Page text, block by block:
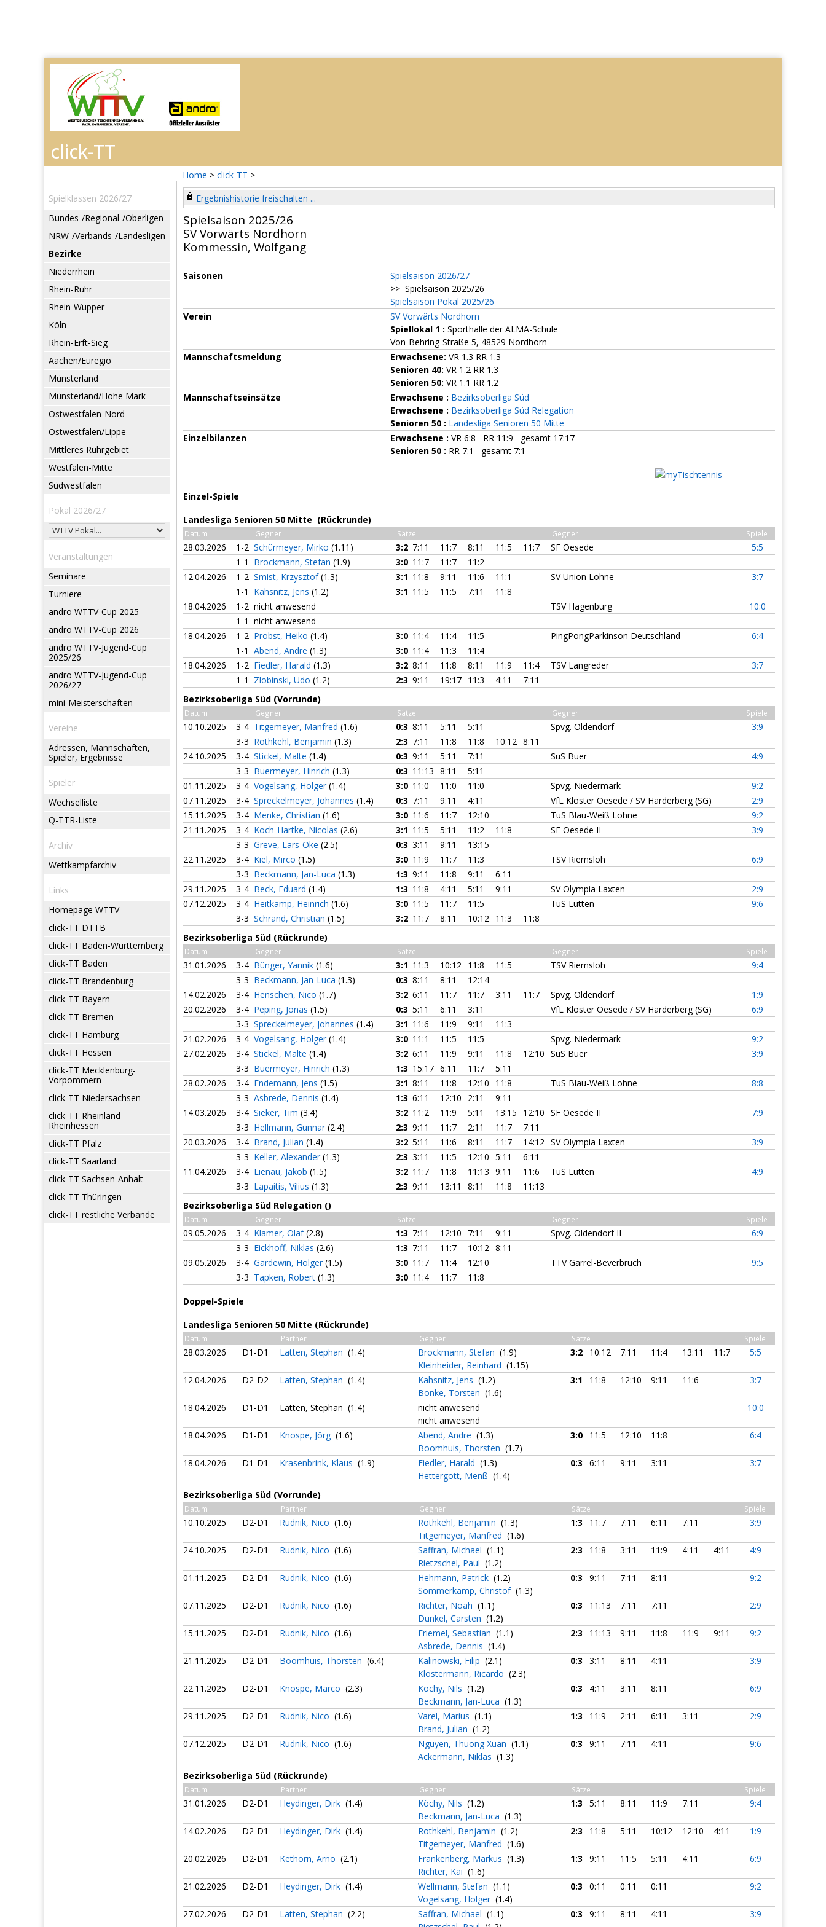
Home > click-TT >
Spielklassen 2026/27
Bundes-/Regional-/Oberligen
NRW-/Verbands-/Landesligen
Bezirke
Niederrhein
Rhein-Ruhr
Rhein-Wupper
Köln
Rhein-Erft-Sieg
Aachen/Euregio
Münsterland
Münsterland/Hohe Mark
Ostwestfalen-Nord
Ostwestfalen/Lippe
Mittleres Ruhrgebiet
Westfalen-Mitte
Südwestfalen
Pokal 2026/27
Veranstaltungen
Seminare
Turniere
andro WTTV-Cup 2025
andro WTTV-Cup 2026
andro WTTV-Jugend-Cup
2025/26
andro WTTV-Jugend-Cup
2026/27
mini-Meisterschaften
Vereine
Adressen, Mannschaften,
Spieler, Ergebnisse
Spieler
Wechselliste
Q-TTR-Liste
Archiv
Wettkampfarchiv
Links
Homepage WTTV
click-TT DTTB
click-TT Baden-Württemberg
click-TT Baden
click-TT Brandenburg
click-TT Bayern
click-TT Bremen
click-TT Hamburg
click-TT Hessen
click-TT Mecklenburg-
Vorpommern
click-TT Niedersachsen
click-TT Rheinland-
Rheinhessen
click-TT Pfalz
click-TT Saarland
click-TT Sachsen-Anhalt
click-TT Thüringen
click-TT restliche Verbände
Ergebnishistorie freischalten ...
Spielsaison 2025/26
SV Vorwärts Nordhorn
Kommessin, Wolfgang
Saisonen
Spielsaison 2026/27
>> Spielsaison 2025/26
Spielsaison Pokal 2025/26
Verein
SV Vorwärts Nordhorn
Spiellokal 1 : Sporthalle der ALMA-Schule
Von-Behring-Straße 5, 48529 Nordhorn
Mannschaftsmeldung
Erwachsene: VR 1.3 RR 1.3
Senioren 40: VR 1.2 RR 1.3
Senioren 50: VR 1.1 RR 1.2
Mannschaftseinsätze
Erwachsene : Bezirksoberliga Süd
Erwachsene : Bezirksoberliga Süd Relegation
Senioren 50 : Landesliga Senioren 50 Mitte
Einzelbilanzen
Erwachsene : VR 6:8 RR 11:9 gesamt 17:17
Senioren 50 : RR 7:1 gesamt 7:1
Einzel-Spiele
Landesliga Senioren 50 Mitte (Rückrunde)
Datum Gegner Sätze Gegner Spiele
28.03.2026 1-2 Schürmeyer, Mirko (1.11) 3:2 7:11 11:7 8:11 11:5 11:7 SF Oesede
5:5
1-1
Brockmann, Stefan (1.9) 3:0 11:7 11:7
11:2
12.04.2026
1-2 Smist, Krzysztof(1.3) 3:1 11:8 9:11 11:6 11:1 SV Union Lohne
3:7
1-1
Kahsnitz, Jens (1.2) 3:1 11:5 11:5 7:11
11:8
18.04.2026
1-2 nicht anwesend TSV Hagenburg
10:0
1-1 nicht anwesend
18.04.2026
1-2 Probst, Heiko (1.4) 3:0 11:4 11:4 11:5 PingPongParkinson Deutschland
6:4
1-1 Abend, Andre (1.3) 3:0 11:4 11:3
11:4
18.04.2026
1-2 Fiedler, Harald (1.3) 3:2 8:11 11:8 8:11 11:9 11:4 TSV Langreder
3:7
1-1
Zlobinski, Udo (1.2) 2:3 9:11 19:17 11:3 4:11
7:11
Bezirksoberliga Süd (Vorrunde)
Datum Gegner Sätze Gegner Spiele
10.10.2025 3-4 Titgemeyer, Manfred (1.6) 0:3 8:11 5:11 5:11 Spvg. Oldendorf
3:9
3-3 Rothkehl, Benjamin (1.3) 2:3 7:11 11:8 11:8 10:12 8:11
24.10.2025
3-4 Stickel, Malte (1.4) 0:3 9:11 5:11 7:11 SuS Buer
4:9
3-3 Buermeyer, Hinrich (1.3) 0:3 11:13 8:11
5:11
01.11.2025
3-4 Vogelsang, Holger (1.4) 3:0 11:0 11:0 11:0 Spvg. Niedermark
9:2
07.11.2025
3-4 Spreckelmeyer, Johannes (1.4) 0:3 7:11 9:11 4:11 VfL Kloster Oesede / SV Harderberg (SG)
2:9
15.11.2025
3-4 Menke, Christian (1.6) 3:0 11:6 11:7 12:10 TuS Blau-Weiß Lohne
9:2
21.11.2025
3-4 Koch-Hartke, Nicolas (2.6) 3:1 11:5 5:11 11:2 11:8 SF Oesede II
3:9
3-3 Greve, Lars-Oke (2.5) 0:3 3:11 9:11
13:15
22.11.2025
3-4 Kiel, Mirco (1.5) 3:0 11:9 11:7 11:3 TSV Riemsloh
6:9
3-3 Beckmann, Jan-Luca (1.3) 1:3 9:11 11:8 9:11
6:11
29.11.2025
3-4 Beck, Eduard (1.4) 1:3 11:8 4:11 5:11 9:11 SV Olympia Laxten
2:9
07.12.2025
3-4 Heitkamp, Heinrich (1.6) 3:0 11:5 11:7 11:5 TuS Lutten
9:6
3-3 Schrand, Christian (1.5) 3:2 11:7 8:11 10:12 11:3
11:8
Bezirksoberliga Süd (Rückrunde)
Datum Gegner Sätze Gegner Spiele
31.01.2026 3-4 Bünger, Yannik (1.6) 3:1 11:3 10:12 11:8 11:5 TSV Riemsloh
9:4
3-3 Beckmann, Jan-Luca (1.3) 0:3 8:11 8:11
12:14
14.02.2026
3-4 Henschen, Nico (1.7) 3:2 6:11 11:7 11:7 3:11 11:7 Spvg. Oldendorf
1:9
20.02.2026
3-4 Peping, Jonas (1.5) 0:3 5:11 6:11 3:11 VfL Kloster Oesede / SV Harderberg (SG)
6:9
3-3 Spreckelmeyer, Johannes (1.4) 3:1 11:6 11:9 9:11
11:3
21.02.2026
3-4 Vogelsang, Holger (1.4) 3:0 11:1 11:5 11:5 Spvg. Niedermark
9:2
27.02.2026
3-4 Stickel, Malte (1.4) 3:2 6:11 11:9 9:11 11:8 12:10 SuS Buer
3:9
3-3 Buermeyer, Hinrich (1.3) 1:3 15:17 6:11 11:7
5:11
28.02.2026
3-4 Endemann, Jens (1.5) 3:1 8:11 11:8 12:10 11:8 TuS Blau-Weiß Lohne
8:8
3-3 Asbrede, Dennis (1.4) 1:3 6:11 12:10 2:11
9:11
14.03.2026
3-4 Sieker, Tim (3.4) 3:2 11:2 11:9 5:11 13:15 12:10 SF Oesede II
7:9
3-3 Hellmann, Gunnar (2.4) 2:3 9:11 11:7 2:11 11:7
7:11
20.03.2026
3-4 Brand, Julian (1.4) 3:2 5:11 11:6 8:11 11:7 14:12 SV Olympia Laxten
3:9
3-3 Keller, Alexander (1.3) 2:3 3:11 11:5 12:10 5:11
6:11
11.04.2026
3-4 Lienau, Jakob (1.5) 3:2 11:7 11:8 11:13 9:11 11:6 TuS Lutten
4:9
3-3 Lapaitis, Vilius (1.3) 2:3 9:11 13:11 8:11 11:8
11:13
Bezirksoberliga Süd Relegation ()
Datum Gegner Sätze Gegner Spiele
09.05.2026 3-4 Klamer, Olaf(2.8) 1:3 7:11 12:10 7:11 9:11 Spvg. Oldendorf II
6:9
3-3 Eickhoff, Niklas (2.6) 1:3 7:11 11:7 10:12 8:11
09.05.2026
3-4 Gardewin, Holger (1.5) 3:0 11:7 11:4 12:10 TTV Garrel-Beverbruch
9:5
3-3 Tapken, Robert (1.3) 3:0 11:4 11:7 11:8
Doppel-Spiele
Landesliga Senioren 50 Mitte (Rückrunde)
Datum Partner Gegner Sätze Spiele
28.03.2026 D1-D1 Latten, Stephan (1.4) Brockmann, Stefan (1.9)
Kleinheider, Reinhard (1.15)
3:2 10:12 7:11 11:4 13:11 11:7 5:5
12.04.2026 D2-D2 Latten, Stephan (1.4) Kahsnitz, Jens (1.2)
Bonke, Torsten (1.6)
3:1 11:8 12:10 9:11 11:6 3:7
18.04.2026 D1-D1 Latten, Stephan (1.4)
nicht anwesend
nicht anwesend
10:0
18.04.2026 D1-D1 Knospe, Jörg (1.6) Abend, Andre (1.3)
Boomhuis, Thorsten (1.7)
3:0 11:5 12:10 11:8 6:4
18.04.2026 D1-D1 Krasenbrink, Klaus (1.9) Fiedler, Harald (1.3)
Hettergott, Menß (1.4)
0:3 6:11 9:11 3:11 3:7
Bezirksoberliga Süd (Vorrunde)
Datum Partner Gegner Sätze Spiele
10.10.2025 D2-D1 Rudnik, Nico (1.6) Rothkehl, Benjamin (1.3)
Titgemeyer, Manfred (1.6)
1:3 11:7 7:11 6:11 7:11 3:9
24.10.2025 D2-D1 Rudnik, Nico (1.6) Saffran, Michael (1.1)
Rietzschel, Paul (1.2)
2:3 11:8 3:11 11:9 4:11 4:11 4:9
01.11.2025 D2-D1 Rudnik, Nico (1.6) Hehmann, Patrick (1.2)
Sommerkamp, Christof (1.3)
0:3 9:11 7:11 8:11 9:2
07.11.2025 D2-D1 Rudnik, Nico (1.6) Richter, Noah (1.1)
Dunkel, Carsten (1.2)
0:3 11:13 7:11 7:11 2:9
15.11.2025 D2-D1 Rudnik, Nico (1.6) Friemel, Sebastian (1.1)
Asbrede, Dennis (1.4)
2:3 11:13 9:11 11:8 11:9 9:11 9:2
21.11.2025 D2-D1 Boomhuis, Thorsten (6.4) Kalinowski, Filip (2.1)
Klostermann, Ricardo (2.3)
0:3 3:11 8:11 4:11 3:9
22.11.2025 D2-D1 Knospe, Marco (2.3) Köchy, Nils (1.2)
Beckmann, Jan-Luca (1.3)
0:3 4:11 3:11 8:11 6:9
29.11.2025 D2-D1 Rudnik, Nico (1.6) Varel, Marius (1.1)
Brand, Julian (1.2)
1:3 11:9 2:11 6:11 3:11 2:9
07.12.2025 D2-D1 Rudnik, Nico (1.6) Nguyen, Thuong Xuan (1.1)
Ackermann, Niklas (1.3)
0:3 9:11 7:11 4:11 9:6
Bezirksoberliga Süd (Rückrunde)
Datum Partner Gegner Sätze Spiele
31.01.2026 D2-D1 Heydinger, Dirk (1.4) Köchy, Nils (1.2)
Beckmann, Jan-Luca (1.3)
1:3 5:11 8:11 11:9 7:11 9:4
14.02.2026 D2-D1 Heydinger, Dirk (1.4) Rothkehl, Benjamin (1.2)
Titgemeyer, Manfred (1.6)
2:3 11:8 5:11 10:12 12:10 4:11 1:9
20.02.2026 D2-D1 Kethorn, Arno (2.1) Frankenberg, Markus (1.3)
Richter, Kai (1.6)
1:3 9:11 11:5 5:11 4:11 6:9
21.02.2026 D2-D1 Heydinger, Dirk (1.4) Wellmann, Stefan (1.1)
Vogelsang, Holger (1.4)
0:3 0:11 0:11 0:11 9:2
27.02.2026 D2-D1 Latten, Stephan (2.2) Saffran, Michael (1.1)
0:3 9:11 8:11 4:11 3:9